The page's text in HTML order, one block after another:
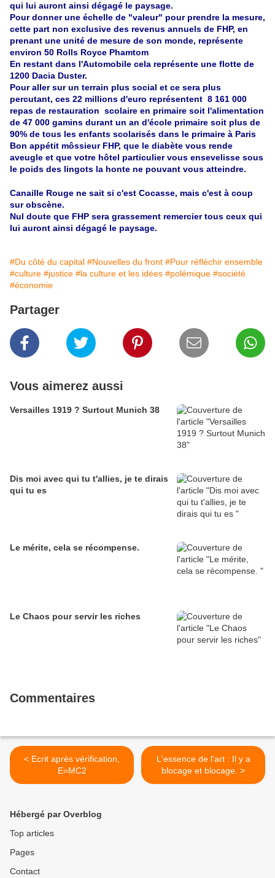
qui lui auront ainsi dégagé le paysage.
Pour donner une échelle de "valeur" pour prendre la mesure,
cette part non exclusive des revenus annuels de FHP, en
prenant une unité de mesure de son monde, représente
environ 50 Rolls Royce Phamtom
En restant dans l'Automobile cela représente une flotte de
1200 Dacia Duster.
Pour aller sur un terrain plus social et ce sera plus
percutant, ces 22 millions d'euro représentent 8 161 000
repas de restauration scolaire en primaire soit l'alimentation
de 47 000 gamins durant un an d'école primaire soit plus de
90% de tous les enfants scolarisés dans le primaire à Paris
Bon appétit môssieur FHP, que le diabète vous rende
aveugle et que votre hôtel particulier vous ensevelisse sous
le poids des lingots la honte ne pouvant vous atteindre.
Canaille Rouge ne sait si c'est Cocasse, mais c'est à coup
sur obscène.
Nul doute que FHP sera grassement remercier tous ceux qui
lui auront ainsi dégagé le paysage.
#Du côté du capital #Nouvelles du front #Pour réfléchir ensemble
#culture #justice #la culture et les idées #polémique #société
#économie
Partager
Vous aimerez aussi
Versailles 1919 ? Surtout Munich 38
Dis moi avec qui tu t'allies, je te dirais
qui tu es
Le mérite, cela se récompense.
Le Chaos pour servir les riches
Commentaires
< Ecrit après vérification,
E=MC2
L'essence de l'art : Il y a
blocage et blocage. >
Hébergé par Overblog
Top articles
Pages
Contact